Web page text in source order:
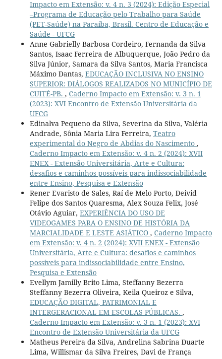
Impacto em Extensão: v. 4 n. 3 (2024): Edição Especial
–Programa de Educação pelo Trabalho para Saúde
(PET-Saúde) na Paraíba, Brasil. Centro de Educação e
Saúde - UFCG
Anne Gabrielly Barbosa Cordeiro, Fernanda da Silva
Santos, Isaac Ferreira de Albuquerque, João Pedro da
Silva Júnior, Samara da Silva Santos, Maria Francisca
Máximo Dantas, EDUCAÇÃO INCLUSIVA NO ENSINO
SUPERIOR: DIÁLOGOS REALIZADOS NO MUNICÍPIO DE
CUITÉ-PB. , Caderno Impacto em Extensão: v. 3 n. 1
(2023): XVI Encontro de Extensão Universitária da
UFCG
Edinalva Pequeno da Silva, Severina da Silva, Valéria
Andrade, Sônia Maria Lira Ferreira, Teatro
experimental do Negro de Abdias do Nascimento ,
Caderno Impacto em Extensão: v. 4 n. 2 (2024): XVII
ENEX - Extensão Universitária, Arte e Cultura:
desafios e caminhos possíveis para indissociabilidade
entre Ensino, Pesquisa e Extensão
Rener Evaristo de Sales, Raí de Melo Porto, Deivid
Felipe dos Santos Quaresma, Alex Souza Felix, José
Otávio Aguiar, EXPERIÊNCIA DO USO DE
VIDEOGAMES PARA O ENSINO DE HISTÓRIA DA
MARCIALIDADE E LESTE ASIÁTICO , Caderno Impacto
em Extensão: v. 4 n. 2 (2024): XVII ENEX - Extensão
Universitária, Arte e Cultura: desafios e caminhos
possíveis para indissociabilidade entre Ensino,
Pesquisa e Extensão
Evellym Jamilly Brito Lima, Steffanny Bezerra
Steffanny Bezerra Oliveira, Keila Queiroz e Silva,
EDUCAÇÃO DIGITAL, PATRIMONIAL E
INTERGERACIONAL EM ESCOLAS PÚBLICAS. ,
Caderno Impacto em Extensão: v. 3 n. 1 (2023): XVI
Encontro de Extensão Universitária da UFCG
Matheus Pereira da Silva, Andrelina Sabrina Duarte
Lima, Willismar da Silva Freires, Davi de França